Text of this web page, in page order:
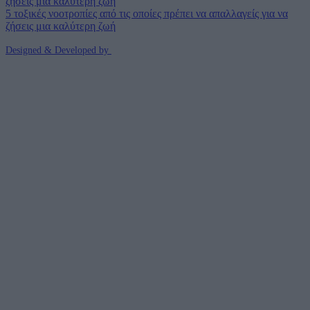
5 τοξικές νοοτροπίες από τις οποίες πρέπει να απαλλαγείς για να
ζήσεις μια καλύτερη ζωή
Designed & Developed by